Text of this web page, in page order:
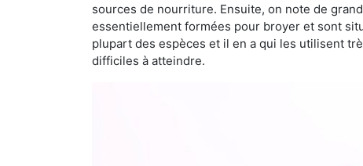
sources de nourriture. Ensuite, on note de
essentiellement formées pour broyer et sont
plupart des espèces et il en a qui les utilisent
difficiles à atteindre.